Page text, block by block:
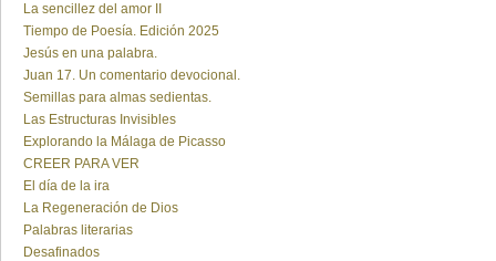
La sencillez del amor II
Tiempo de Poesía. Edición 2025
Jesús en una palabra.
Juan 17. Un comentario devocional.
Semillas para almas sedientas.
Las Estructuras Invisibles
Explorando la Málaga de Picasso
CREER PARA VER
El día de la ira
La Regeneración de Dios
Palabras literarias
Desafinados